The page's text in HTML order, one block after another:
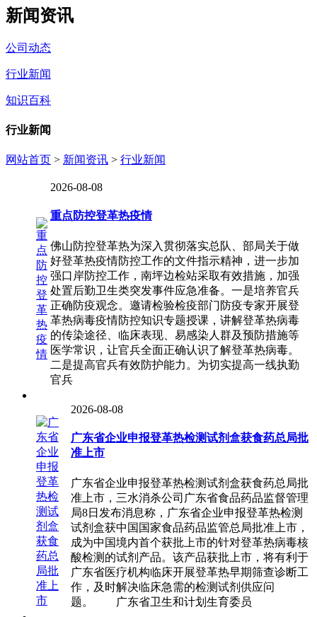
新闻资讯
公司动态
行业新闻
知识百科
行业新闻
网站首页 > 新闻资讯 > 行业新闻
2026-08-08
重点防控登革热疫情
佛山防控登革热为深入贯彻落实总队、部局关于做
好登革热疫情防控工作的文件指示精神，进一步加
强口岸防控工作，南坪边检站采取有效措施，加强
处置后勤卫生类突发事件应急准备。一是培养官兵
正确防疫观念。邀请检验检疫部门防疫专家开展登
革热病毒疫情防控知识专题授课，讲解登革热病毒
的传染途径、临床表现、易感染人群及预防措施等
医学常识，让官兵全面正确认识了解登革热病毒。
二是提高官兵有效防护能力。为切实提高一线执勤
官兵
2026-08-08
广东省企业申报登革热检测试剂盒获食药总局批
准上市
广东省企业申报登革热检测试剂盒获食药总局批
准上市，三水消杀公司广东省食品药品监督管理
局8日发布消息称，广东省企业申报登革热检测
试剂盒获中国国家食品药品监管总局批准上市，
成为中国境内首个获批上市的针对登革热病毒核
酸检测的试剂产品。该产品获批上市，将有利于
广东省医疗机构临床开展登革热早期筛查诊断工
作，及时解决临床急需的检测试剂供应问
题。 广东省卫生和计划生育委员